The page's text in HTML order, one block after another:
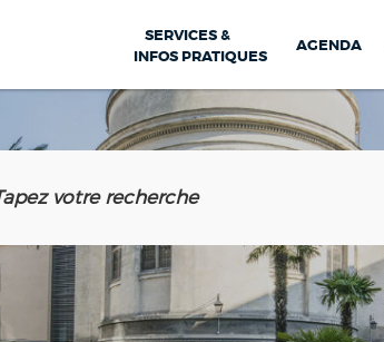
SERVICES &
INFOS PRATIQUES
AGENDA